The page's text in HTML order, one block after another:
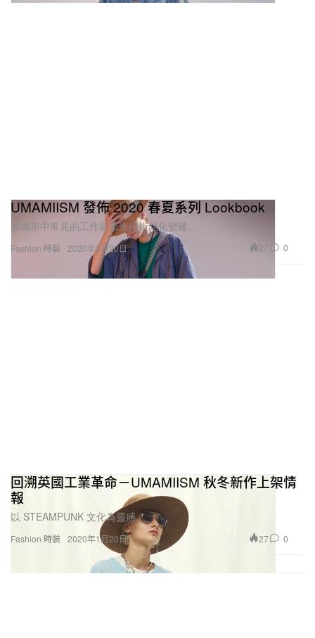
Fashion 時裝
UMAMIISM 發佈 2020 春夏系列 Lookbook
將城市中常見的工作裝束進行街頭化變種。
2020年3月20日 27 0
Fashion 時裝
回溯英國工業革命－UMAMIISM 秋冬新作上架情
報
以 STEAMPUNK 文化為靈感。
2020年1月20日 27 0